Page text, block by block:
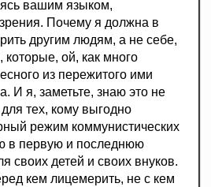
вашим языком,
Почему я должна в
другим людям, а не себе,
ой, как много
из пережитого ими
И я, заметьте, знаю это не
тех, кому выгодно
режим коммунистических
в первую и последнюю
своих детей и своих внуков.
кем лицемерить, не с кем